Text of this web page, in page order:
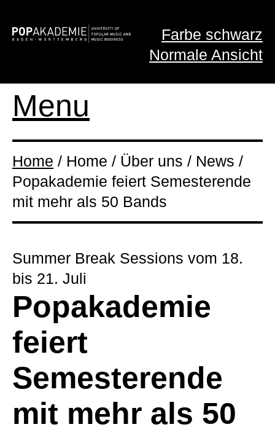
Farbe schwarz
Normale Ansicht
Menu
Home / Home / Über uns / News /
Popakademie feiert Semesterende
mit mehr als 50 Bands
Summer Break Sessions vom 18.
bis 21. Juli
Popakademie
feiert
Semesterende
mit mehr als 50